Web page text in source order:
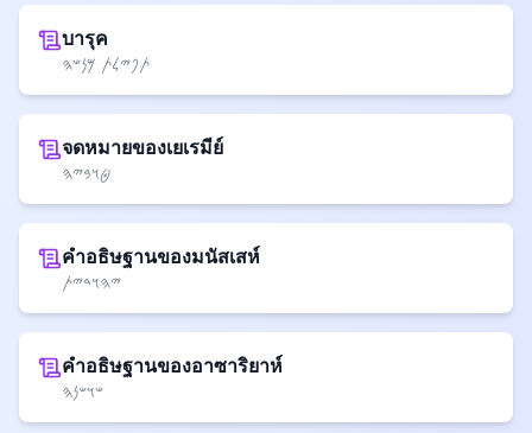
บารุค
𐤕𐤐𐤉𐤋𐤕 𐤌𐤍𐤔𐤄
จดหมายของเยเรมีย์
𐤈𐤅𐤁𐤉𐤄
คำอธิษฐานของมนัสเสห์
𐤉𐤄𐤅𐤃𐤉𐤕
คำอธิษฐานของอาซาริยาห์
𐤔𐤅𐤔𐤍𐤄